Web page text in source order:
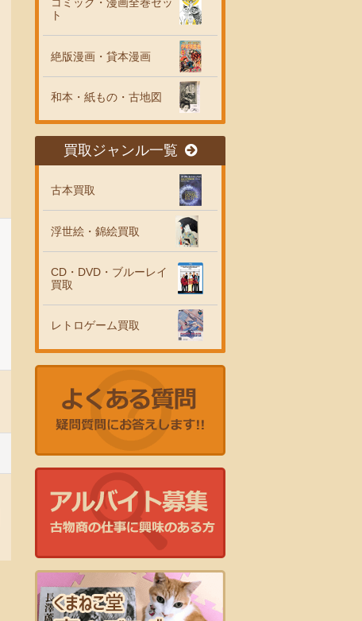
コミック・漫画全巻セッ
ト
絶版漫画・貸本漫画
和本・紙もの・古地図
買取ジャンル一覧
古本買取
浮世絵・錦絵買取
CD・DVD・ブルーレイ
買取
レトロゲーム買取